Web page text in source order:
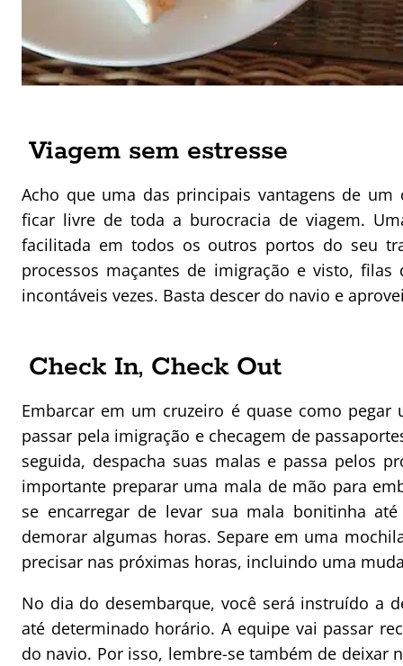
Viagem sem estresse
Acho que uma das principais vantagens de
ficar livre de toda a burocracia de viagem.
facilitada em todos os outros portos do seu
processos maçantes de imigração e visto,
incontáveis vezes. Basta descer do navio e
Check In, Check Out
Embarcar em um cruzeiro é quase como
passar pela imigração e checagem de
seguida, despacha suas malas e passa pelos
importante preparar uma mala de mão para
se encarregar de levar sua mala bonitinha
demorar algumas horas. Separe em uma
precisar nas próximas horas, incluindo uma
No dia do desembarque, você será instruído a
até determinado horário. A equipe vai passar
do navio. Por isso, lembre-se também de deixar